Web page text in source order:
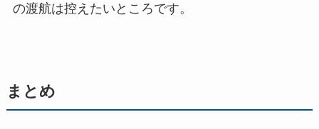
の渡航は控えたいところです。
まとめ